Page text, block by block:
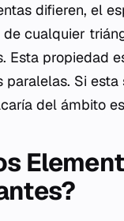
difieren, el
cualquier
Esta propiedad
Si
del ámbito